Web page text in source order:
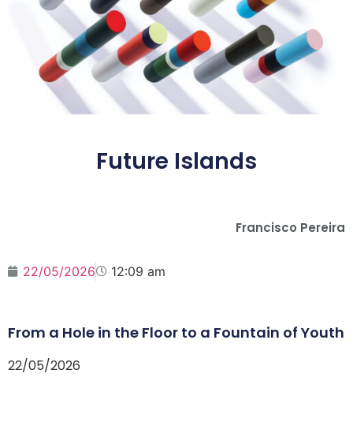
Future Islands
Francisco Pereira
22/05/2026 12:09 am
From a Hole in the Floor to a Fountain of Youth
22/05/2026